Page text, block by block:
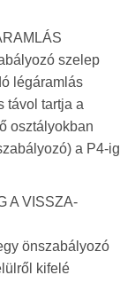
szelep
légáramlás
távol tartja a
osztályokban
a P4-ig
A VISSZA-
önszabályozó
kifelé